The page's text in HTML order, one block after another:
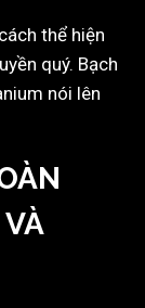
thể hiện
quý. Bạch
nói lên